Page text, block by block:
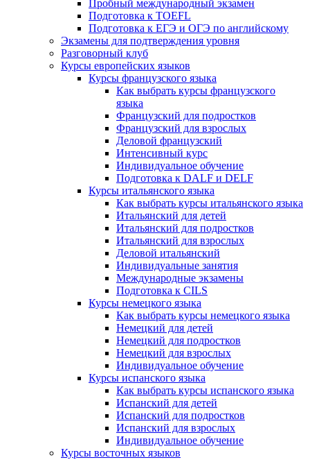
Пробный международный экзамен
Подготовка к TOEFL
Подготовка к ЕГЭ и ОГЭ по английскому
Экзамены для подтверждения уровня
Разговорный клуб
Курсы европейских языков
Курсы французского языка
Как выбрать курсы французского
языка
Французский для подростков
Французский для взрослых
Деловой французский
Интенсивный курс
Индивидуальное обучение
Подготовка к DALF и DELF
Курсы итальянского языка
Как выбрать курсы итальянского языка
Итальянский для детей
Итальянский для подростков
Итальянский для взрослых
Деловой итальянский
Индивидуальные занятия
Международные экзамены
Подготовка к CILS
Курсы немецкого языка
Как выбрать курсы немецкого языка
Немецкий для детей
Немецкий для подростков
Немецкий для взрослых
Индивидуальное обучение
Курсы испанского языка
Как выбрать курсы испанского языка
Испанский для детей
Испанский для подростков
Испанский для взрослых
Индивидуальное обучение
Курсы восточных языков